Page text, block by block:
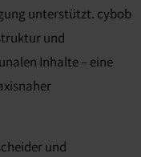
unterstützt. cybob
und
Inhalte – eine
und